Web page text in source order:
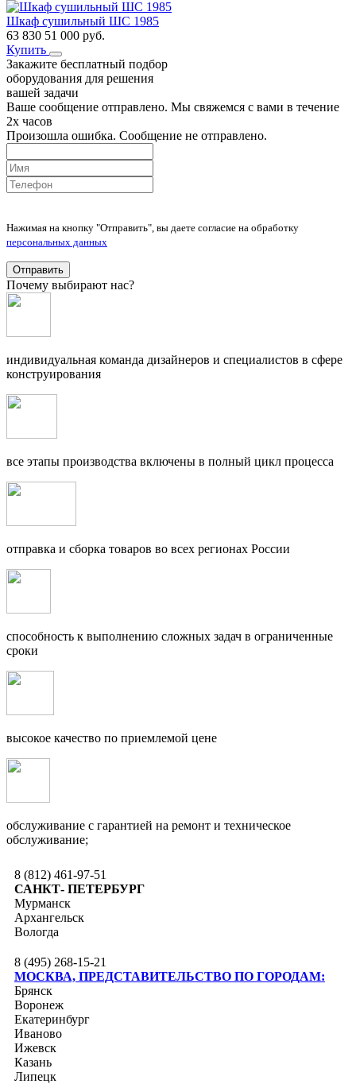
Шкаф сушильный ШС 1985
63 830 51 000 руб.
Купить
Закажите бесплатный подбор
оборудования для решения
вашей задачи
Ваше сообщение отправлено. Мы свяжемся с вами в течение
2х часов
Произошла ошибка. Сообщение не отправлено.
Нажимая на кнопку "Отправить", вы даете согласие на обработку
персональных данных
Отправить
Почему выбирают нас?
индивидуальная команда дизайнеров и специалистов в сфере
конструирования
все этапы производства включены в полный цикл процесса
отправка и сборка товаров во всех регионах России
способность к выполнению сложных задач в ограниченные
сроки
высокое качество по приемлемой цене
обслуживание с гарантией на ремонт и техническое
обслуживание;
8 (812) 461-97-51
САНКТ- ПЕТЕРБУРГ
Мурманск
Архангельск
Вологда
8 (495) 268-15-21
МОСКВА, ПРЕДСТАВИТЕЛЬСТВО ПО ГОРОДАМ:
Брянск
Воронеж
Екатеринбург
Иваново
Ижевск
Казань
Липецк